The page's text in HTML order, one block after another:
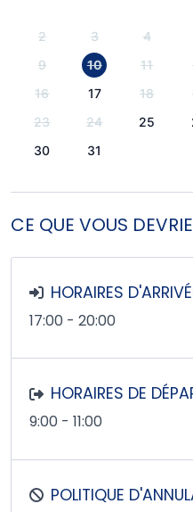
2
3 4
9
10 11
16
17 18
23
24 25
30
31
CE QUE VOUS
HORAIRES
17:00 - 20:00
HORAIRES DE
9:00 - 11:00
POLITIQUE